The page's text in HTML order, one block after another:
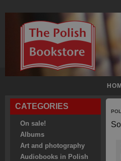
CATEGORIES
On sale!
Albums
Art and photography
Audiobooks in Polish